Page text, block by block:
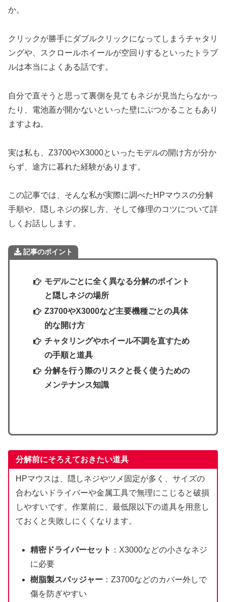
か。
クリックが勝手にダブルクリックになってしまうチャタリ
ングや、スクロールホイールが空回りするといったトラブ
ルは本当によくある話です。
自分で直そうと思って裏側を見てもネジが見当たらなかっ
たり、電池蓋が開かないといった壁にぶつかることもあり
ますよね。
実は私も、Z3700やX3000といったモデルの開け方が分か
らず、途方に暮れた経験があります。
この記事では、そんな私が実際に調べたHPマウスの分解
手順や、隠しネジの探し方、そして修理のコツについて詳
しくお話しします。
記事のポイント
モデルごとに全く異なる分解のポイント
と隠しネジの場所
Z3700やX3000など主要機種ごとの具体
的な開け方
チャタリングやホイール不調を直すため
の手順と道具
分解を行う際のリスクと長く使うための
メンテナンス知識
分解前にそろえておきたい道具
HPマウスは、隠しネジやツメ固定が多く、サイズの
合わないドライバーや金属工具で無理にこじると破損
しやすいです。作業前に、最低限以下の道具を用意し
ておくと失敗しにくくなります。
精密ドライバーセット ：X3000などの小さなネジ
に必要
樹脂製スパッジャー：Z3700などのカバー外しで
傷を防ぎやすい